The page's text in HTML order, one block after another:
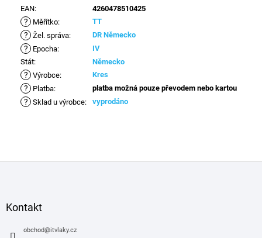
EAN: 4260478510425
? Měřítko: TT
? Žel. správa: DR Německo
? Epocha:
IV
Stát: Německo
? Výrobce: Kres
? Platba: platba možná pouze převodem nebo kartou
? Sklad u výrobce: vyprodáno
Kontakt
obchod@itvlaky.cz